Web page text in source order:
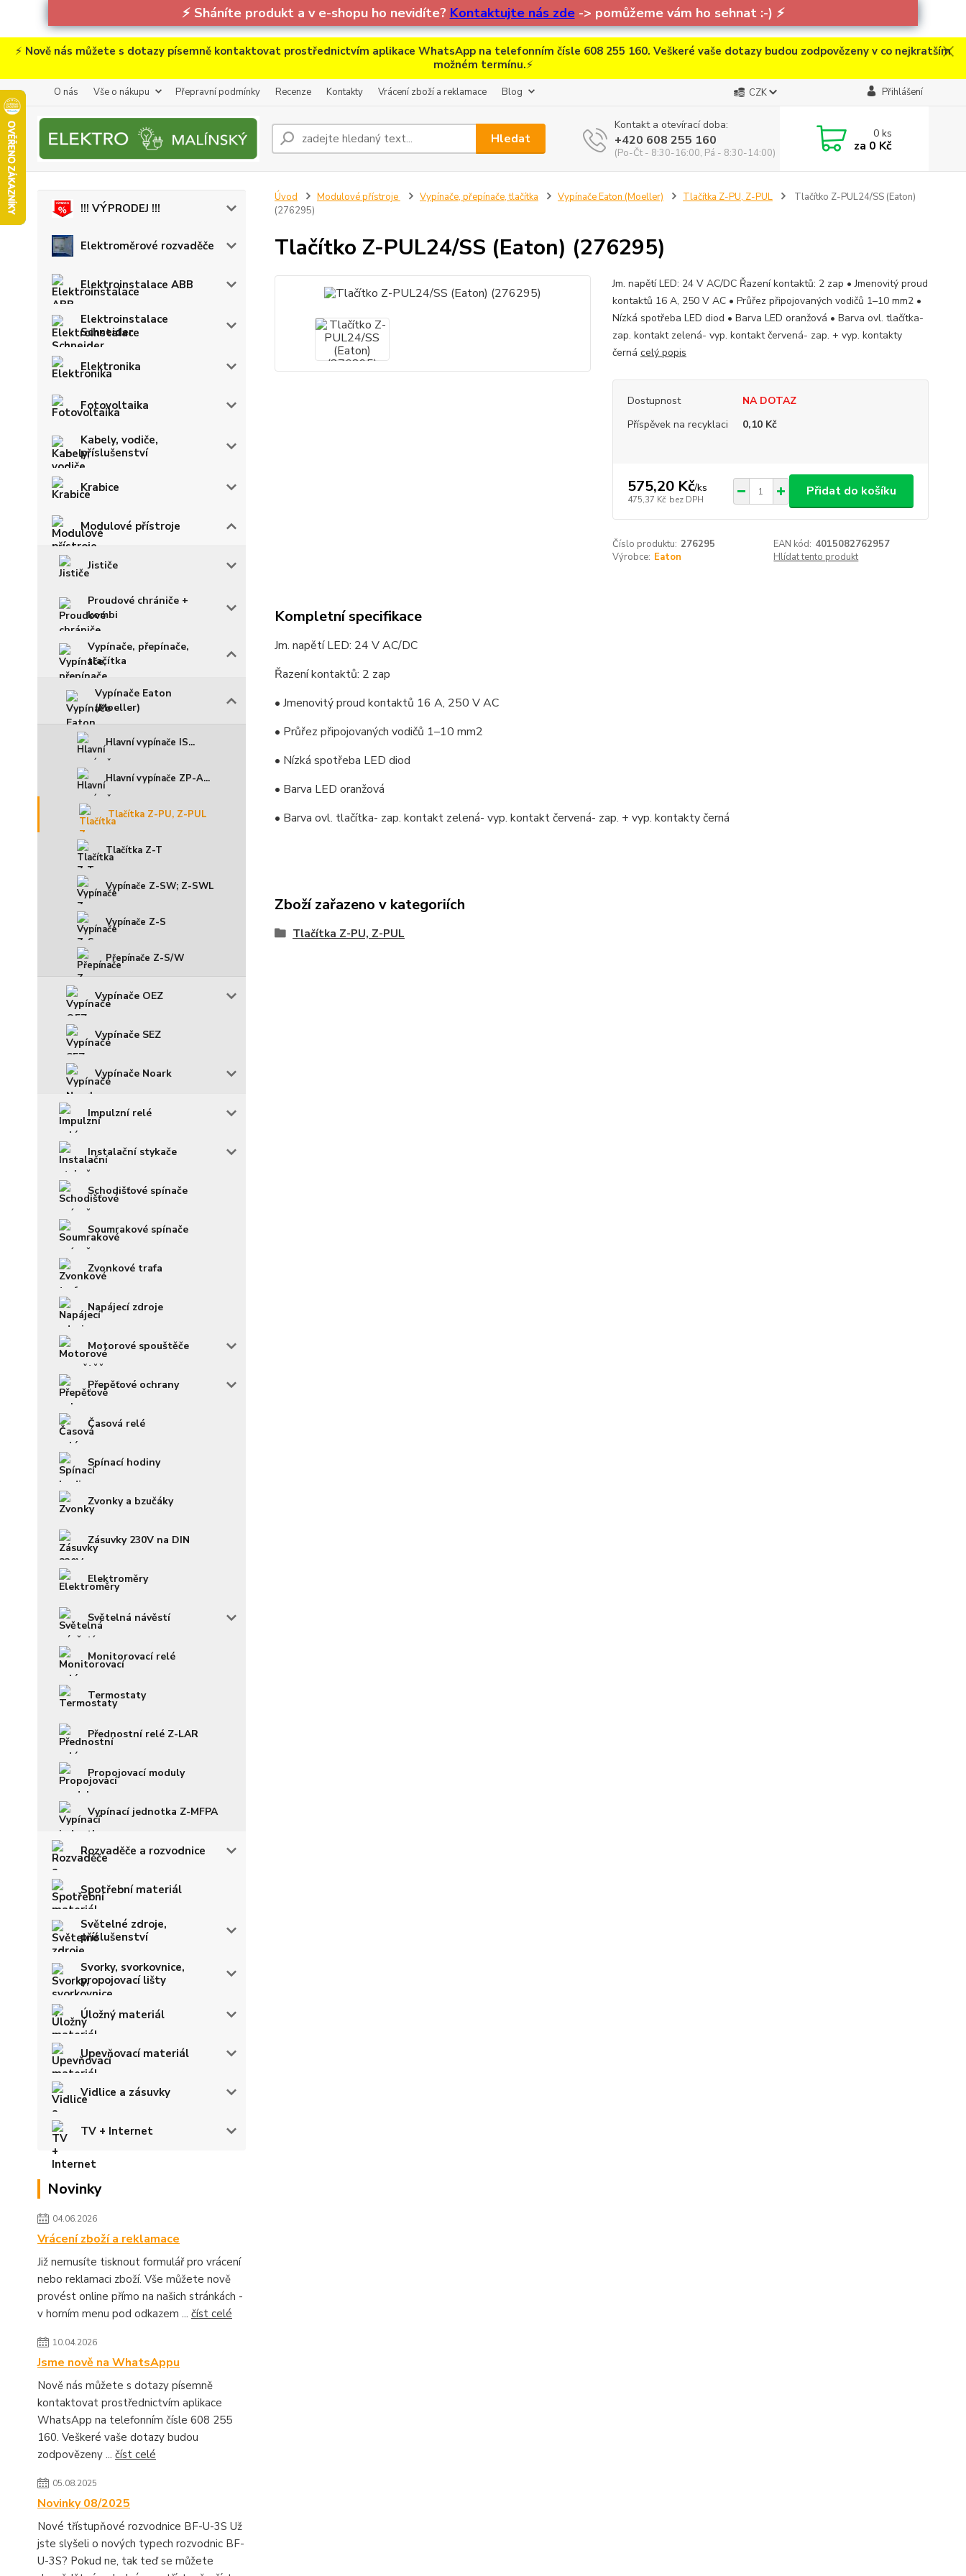
⚡ Sháníte produkt a v e-shopu ho nevidíte? Kontaktujte nás zde-> pomůžeme vám ho sehnat :-) ⚡
⚡ Nově nás můžete s dotazy písemně kontaktovat prostřednictvím aplikace WhatsApp na telefonním čísle 608 255 160. Veškeré vaše dotazy budou zodpovězeny v co nejkratším
možném termínu.⚡
O nás Vše o nákupu Přepravní podmínky Recenze Kontakty Vrácení zboží a reklamace Blog CZK Přihlášení
Hledat
Kontakt a otevírací doba:
+420 608 255 160
(Po-Čt - 8:30-16:00, Pá - 8:30-14:00)
0ks
za 0 Kč
!!! VÝPRODEJ !!!
Elektroměrové rozvaděče
Elektroinstalace ABB
Elektroinstalace
Schneider
Elektronika
Fotovoltaika
Kabely, vodiče,
příslušenství
Krabice
Modulové přístroje
Jističe
Proudové chrániče +
kombi
Vypínače, přepínače,
tlačítka
Vypínače Eaton
(Moeller)
Hlavní vypínače IS...
Hlavní vypínače ZP-A...
Tlačítka Z-PU, Z-PUL
Tlačítka Z-T
Vypínače Z-SW; Z-SWL
Vypínače Z-S
Přepínače Z-S/W
Vypínače OEZ
Vypínače SEZ
Vypínače Noark
Impulzní relé
Instalační stykače
Schodišťové spínače
Soumrakové spínače
Zvonkové trafa
Napájecí zdroje
Motorové spouštěče
Přepěťové ochrany
Časová relé
Spínací hodiny
Zvonky a bzučáky
Zásuvky 230V na DIN
Elektroměry
Světelná návěstí
Monitorovací relé
Termostaty
Přednostní relé Z-LAR
Propojovací moduly
Vypínací jednotka Z-MFPA
Rozvaděče a rozvodnice
Spotřební materiál
Světelné zdroje,
příslušenství
Svorky, svorkovnice,
propojovací lišty
Úložný materiál
Upevňovací materiál
Vidlice a zásuvky
TV + Internet
Novinky
04.06.2026
Vrácení zboží a reklamace
Již nemusíte tisknout formulář pro vrácení
nebo reklamaci zboží. Vše můžete nově
provést online přímo na našich stránkách -
v horním menu pod odkazem ... číst celé
10.04.2026
Jsme nově na WhatsAppu
Nově nás můžete s dotazy písemně
kontaktovat prostřednictvím aplikace
WhatsApp na telefonním čísle 608 255
160. Veškeré vaše dotazy budou
zodpovězeny ... číst celé
05.08.2025
Novinky 08/2025
Nové třístupňové rozvodnice BF-U-3S Už
jste slyšeli o nových typech rozvodnic BF-
U-3S? Pokud ne, tak teď se můžete
Úvod Modulové přístroje Vypínače, přepínače, tlačítka Vypínače Eaton (Moeller) Tlačítka Z-PU, Z-PUL
Tlačítko Z-PUL24/SS (Eaton)
(276295)
Tlačítko Z-PUL24/SS (Eaton) (276295)
Jm. napětí LED: 24 V AC/DC Řazení kontaktů: 2 zap • Jmenovitý proud
kontaktů 16 A, 250 V AC • Průřez připojovaných vodičů 1–10 mm2 •
Nízká spotřeba LED diod • Barva LED oranžová • Barva ovl. tlačítka-
zap. kontakt zelená- vyp. kontakt červená- zap. + vyp. kontakty
černá celý popis
Dostupnost
NA DOTAZ
Příspěvek na recyklaci
0,10 Kč
575,20 Kč/ks
475,37 Kč bez DPH
Přidat do košíku
Číslo produktu: 276295 EAN kód: 4015082762957
Výrobce: Eaton Hlídat tento produkt
Kompletní specifikace
Jm. napětí LED: 24 V AC/DC
Řazení kontaktů: 2 zap
• Jmenovitý proud kontaktů 16 A, 250 V AC
• Průřez připojovaných vodičů 1–10 mm2
• Nízká spotřeba LED diod
• Barva LED oranžová
• Barva ovl. tlačítka- zap. kontakt zelená- vyp. kontakt červená- zap. + vyp. kontakty černá
Zboží zařazeno v kategoriích
Tlačítka Z-PU, Z-PUL